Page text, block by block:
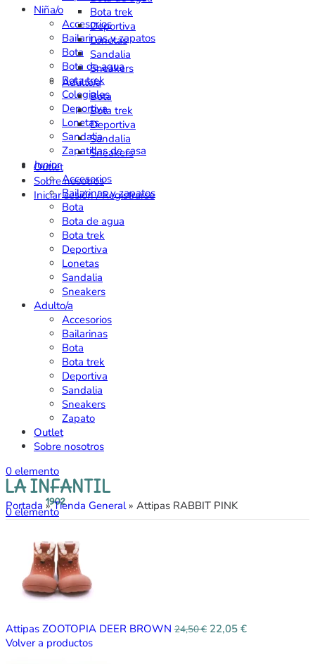
Niña/o
Accesorios
Bailarinas y zapatos
Bota
Bota de agua
Bota trek
Colegiales
Deportiva
Lonetas
Sandalia
Zapatillas de casa
Junior
Accesorios
Bailarinas y zapatos
Bota
Bota de agua
Bota trek
Deportiva
Lonetas
Sandalia
Sneakers
Adulto/a
Accesorios
Bailarinas
Bota
Bota trek
Deportiva
Sandalia
Sneakers
Zapato
Outlet
Sobre nosotros
0 elemento
0elemento
Portada »Tienda General» Attipas RABBIT PINK
Attipas ZOOTOPIA DEER BROWN 24,50€ 22,05 €
Volver a productos
Bota trek
Deportiva
Lonetas
Sandalia
Sneakers
Adulto/a
Bota
Bota trek
Deportiva
Sandalia
Sneakers
Outlet
Sobre nosotros
Iniciar sesión / Registrarse